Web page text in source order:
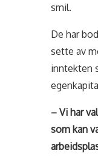
smil.
De har
sette av
inntekten
– Vi har
som kan